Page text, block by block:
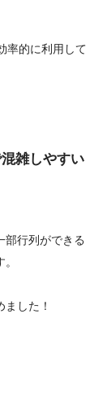
率的に利用して
雑しやすい
部行列ができる
した！